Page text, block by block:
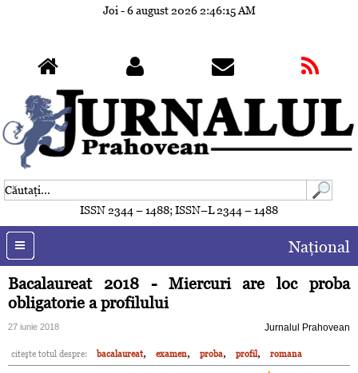
Joi - 6 august 2026 2:46:18 AM
ISSN 2344 – 1488; ISSN–L 2344 – 1488
Naţional
Bacalaureat 2018 - Miercuri are loc proba
obligatorie a profilului
27 iunie 2018 Jurnalul Prahovean
citeşte totul despre: bacalaureat, examen, proba, profil, romana